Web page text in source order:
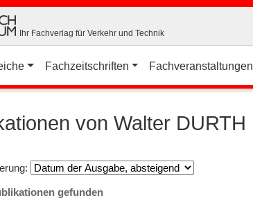
Ihr Fachverlag für Verkehr und Technik
Fachzeitschriften Fachveranstaltungen
von Walter DURTH
gefunden